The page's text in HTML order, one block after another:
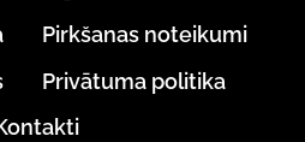
Pirkšanas noteikumi
Privātuma politika